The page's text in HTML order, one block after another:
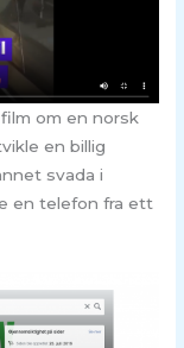
om en norsk
en billig
svada i
en telefon fra ett